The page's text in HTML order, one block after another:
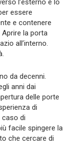
l’esterno è lo
essere
e contenere
la porta
all’interno.
da decenni.
anni dai
delle porte
di
caso di
facile spingere la
che cercare di